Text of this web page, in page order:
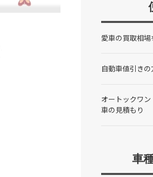
愛車の買取相
自動車値引きの
オートックワ
車の見積もり
車